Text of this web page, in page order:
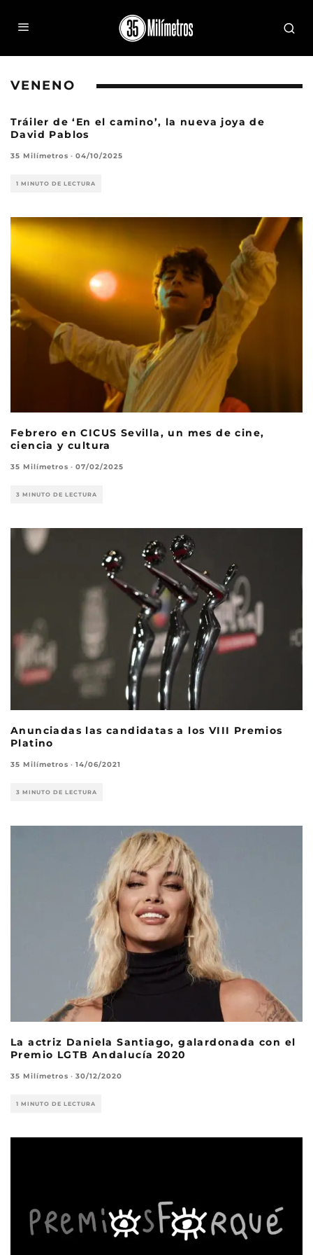
VENENO
Tráiler de ‘En el camino’, la nueva joya de
David Pablos
35 Milímetros · 04/10/2025
1 MINUTO DE LECTURA
Febrero en CICUS Sevilla, un mes de cine,
ciencia y cultura
35 Milímetros · 07/02/2025
3 MINUTO DE LECTURA
Anunciadas las candidatas a los VIII Premios
Platino
35 Milímetros · 14/06/2021
3 MINUTO DE LECTURA
La actriz Daniela Santiago, galardonada con el
Premio LGTB Andalucía 2020
35 Milímetros · 30/12/2020
1 MINUTO DE LECTURA